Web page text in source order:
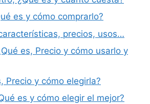
es y cómo comprarlo?
precios, usos…
es, Precio y cómo usarlo y
Precio y cómo elegirla?
es y cómo elegir el mejor?